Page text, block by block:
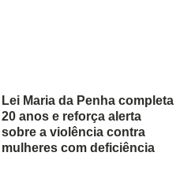
Lei Maria da Penha completa
20 anos e reforça alerta
sobre a violência contra
mulheres com deficiência